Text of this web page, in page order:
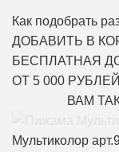
Как подобрать
ДОБАВИТЬ В
БЕСПЛАТНАЯ
ОТ 5 000 РУБЛЕЙ
ВАМ
Мультиколор